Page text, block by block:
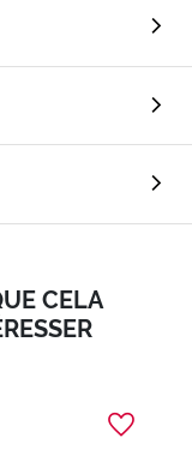
CELA